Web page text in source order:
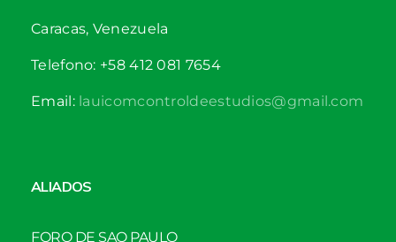
Caracas, Venezuela
Telefono: +58 412 081 7654
Email:lauicomcontroldeestudios@gmail.com
ALIADOS
FORO DE SAO PAULO